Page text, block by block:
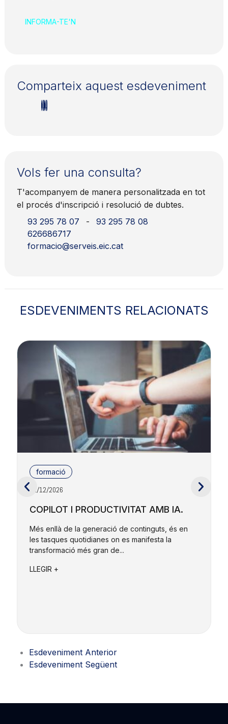
INFORMA-TE'N
Vols fer una consulta?
T'acompanyem de manera personalitzada en tot
el procés d'inscripció i resolució de dubtes.
93 295 78 07
-
93 295 78 08
626686717
formacio@serveis.eic.cat
Comparteix aquest esdeveniment
ESDEVENIMENTS RELACIONATS
formació
01/12/2026
COPILOT I PRODUCTIVITAT AMB IA.
Més enllà de la generació de continguts, és en
les tasques quotidianes on es manifesta la
transformació més gran de...
LLEGIR +
Esdeveniment Anterior
Esdeveniment Següent